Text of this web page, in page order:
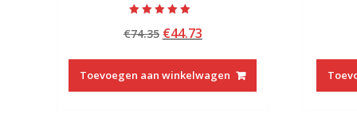
5.00
van 5
€74.35 Oorspronkelijke
was:
€74.35.
€44.73Huidige
€44.73.
Toevoegen aan winkelwagen